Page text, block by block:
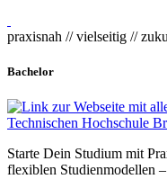
praxisnah // vielseitig //
Bachelor
Starte Dein Studium mit
flexiblen Studienmodellen